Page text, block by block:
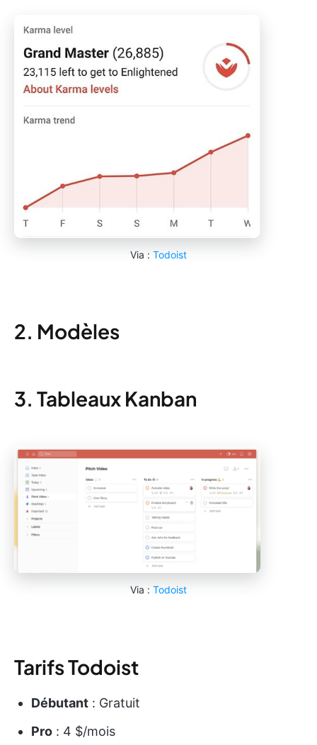
Via : Todoist
2. Modèles
3. Tableaux Kanban
Via : Todoist
Tarifs Todoist
Débutant : Gratuit
Pro : 4 $/mois